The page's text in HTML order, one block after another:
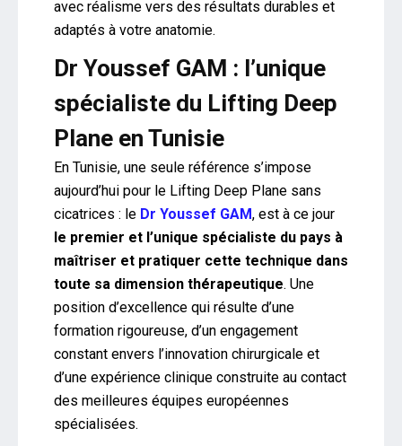
avec réalisme vers des résultats durables et
adaptés à votre anatomie.
Dr Youssef GAM : l’unique
spécialiste du Lifting Deep
Plane en Tunisie
En Tunisie, une seule référence s’impose
aujourd’hui pour le Lifting Deep Plane sans
cicatrices : le Dr Youssef GAM, est à ce jour
le premier et l’unique spécialiste du pays à
maîtriser et pratiquer cette technique dans
toute sa dimension thérapeutique. Une
position d’excellence qui résulte d’une
formation rigoureuse, d’un engagement
constant envers l’innovation chirurgicale et
d’une expérience clinique construite au contact
des meilleures équipes européennes
spécialisées.